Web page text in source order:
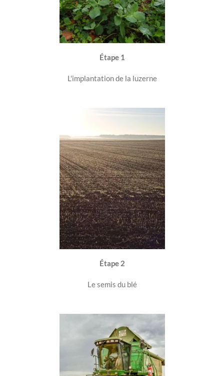
Étape 1
L'implantation de la luzerne
Étape 2
Le semis du blé